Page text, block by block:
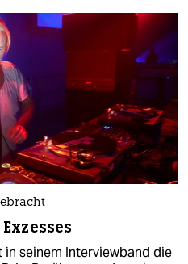
seinem Interviewband die